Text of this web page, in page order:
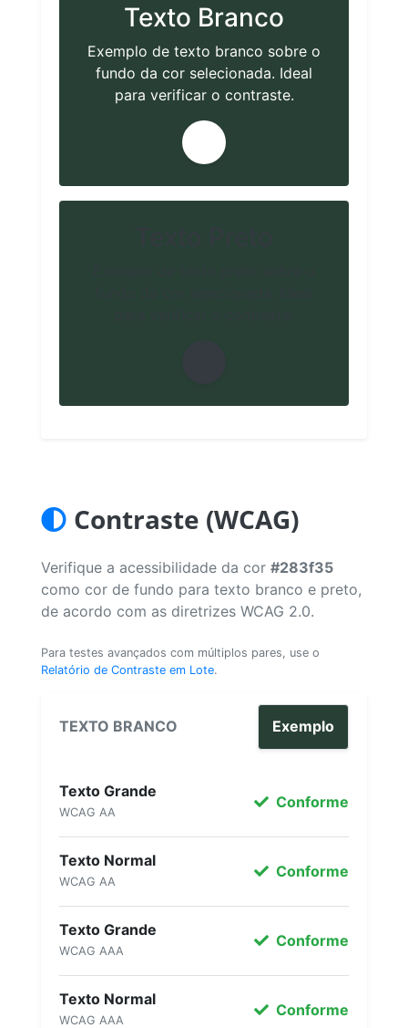
Texto Branco
Exemplo de texto branco sobre o
fundo da cor selecionada. Ideal
para verificar o contraste.
Contraste (WCAG)
Verifique a acessibilidade da cor #283f35
como cor de fundo para texto branco e preto,
de acordo com as diretrizes WCAG 2.0.
Para testes avançados com múltiplos pares, use o
Relatório de Contraste em Lote.
TEXTO BRANCO Exemplo
Texto Grande
WCAG AA
Conforme
Texto Normal
WCAG AA
Conforme
Texto Grande
WCAG AAA
Conforme
Texto Normal
WCAG AAA
Conforme